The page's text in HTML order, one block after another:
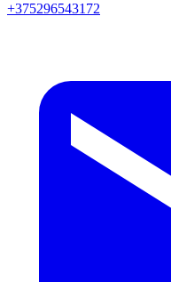
+375296543172